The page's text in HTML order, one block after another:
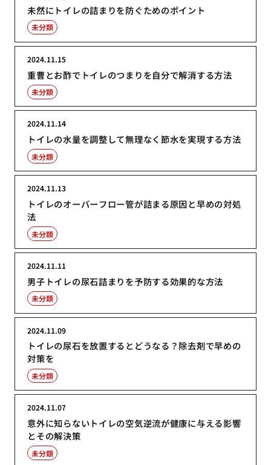
未然にトイレの詰まりを防ぐためのポイント
未分類
重曹とお酢でトイレのつまりを自分で解消する方法
2024.11.15
未分類
トイレの水量を調整して無理なく節水を実現する方法
2024.11.14
未分類
トイレのオーバーフロー管が詰まる原因と早めの対処
法
2024.11.13
未分類
男子トイレの尿石詰まりを予防する効果的な方法
2024.11.11
未分類
トイレの尿石を放置するとどうなる？除去剤で早めの
対策を
2024.11.09
未分類
意外に知らないトイレの空気逆流が健康に与える影響
とその解決策
2024.11.07
未分類